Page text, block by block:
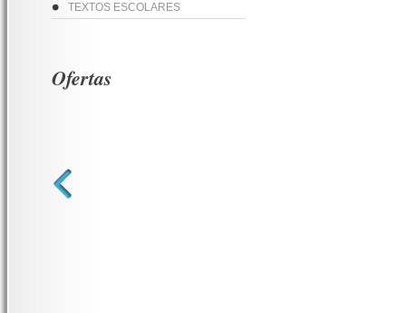
TEXTOS ESCOLARES
Ofertas